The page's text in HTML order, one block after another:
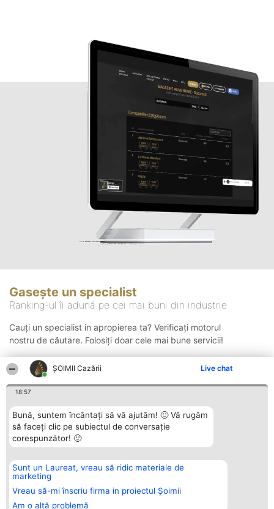
ȘOIMII Cazării Live chat
18:57
Bună, suntem încântați să vă ajutăm! 🙂 Vă rugăm
să faceți clic pe subiectul de conversație
corespunzător! 🙂
Sunt un Laureat, vreau să ridic materiale de
marketing
Vreau să-mi înscriu firma in proiectul Șoimii
Am o altă problemă
Gasește un specialist
Ranking-ul îi adună pe cei mai buni din industrie
Cauți un specialist in apropierea ta? Verificați motorul
nostru de căutare. Folosiți doar cele mai bune servicii!
Organizator Ranking
BRIGHT SOLUTIONS BR SRL
Aleea Timisul De Sus 2 Bl. A30
Sc. A Et. 4 Ap. 13 Cod 061952
București
Plebiscyt
Lista Tuturor
Laureaților
Contact